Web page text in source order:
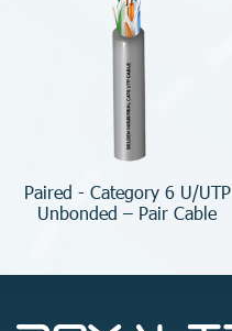
Paired - Category 6 U/UTP
Unbonded – Pair Cable